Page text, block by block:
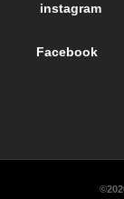
instagram
Facebook